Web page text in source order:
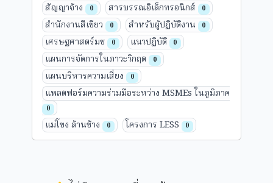
สัญญาจ้าง 0 สารบรรณอิเล็กทรอนิกส์ 0
สำนักงานสีเขียว 0 สำหรับผู้ปฏิบัติงาน 0
เศรษฐศาสตร์มช 0 แนวปฏิบัติ 0
แผนการจัดการในภาวะวิกฤต 0
แผนบริหารความเสี่ยง 0
แพลตฟอร์มความร่วมมือระหว่าง MSMEs ในภูมิภาค
0
แม่โขง ล้านช้าง 0 โครงการ LESS 0